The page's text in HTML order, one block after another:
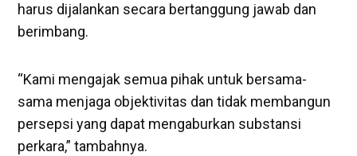
harus dijalankan secara bertanggung jawab dan
berimbang.
“Kami mengajak semua pihak untuk bersama-
sama menjaga objektivitas dan tidak membangun
persepsi yang dapat mengaburkan substansi
perkara,” tambahnya.